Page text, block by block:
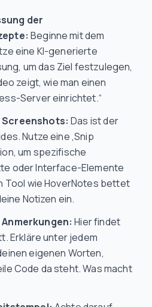
der
Beginne mit dem
eine KI-generierte
um das Ziel festzulegen,
zeigt, wie man einen
Server einrichtet.“
Screenshots: Das ist der
Nutze eine ‚Snip
um spezifische
oder Interface-Elemente
Tool wie HoverNotes bettet
Notizen ein.
Hier findet
Erkläre unter jedem
eigenen Worten,
Code da steht. Wasmacht